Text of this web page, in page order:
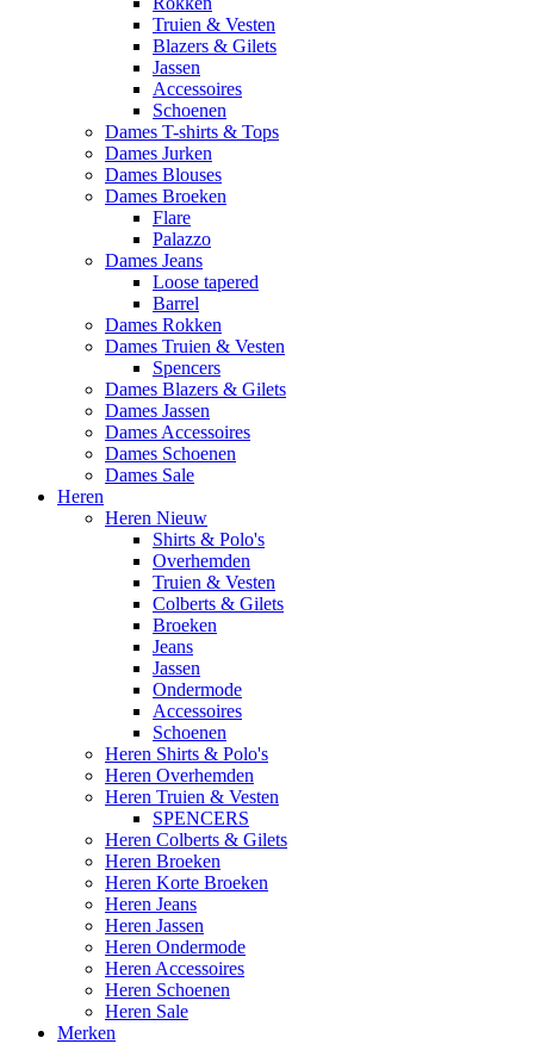
Truien & Vesten
Blazers & Gilets
Jassen
Accessoires
Schoenen
Dames T-shirts & Tops
Dames Jurken
Dames Blouses
Dames Broeken
Flare
Palazzo
Dames Jeans
Loose tapered
Barrel
Dames Rokken
Dames Truien & Vesten
Spencers
Dames Blazers & Gilets
Dames Jassen
Dames Accessoires
Dames Schoenen
Dames Sale
Heren
Heren Nieuw
Shirts & Polo's
Overhemden
Truien & Vesten
Colberts & Gilets
Broeken
Jeans
Jassen
Ondermode
Accessoires
Schoenen
Heren Shirts & Polo's
Heren Overhemden
Heren Truien & Vesten
SPENCERS
Heren Colberts & Gilets
Heren Broeken
Heren Korte Broeken
Heren Jeans
Heren Jassen
Heren Ondermode
Heren Accessoires
Heren Schoenen
Heren Sale
Merken